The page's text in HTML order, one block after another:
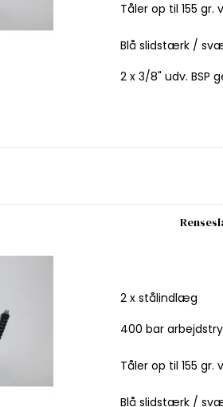
Tåler op til 155 gr.
Blå slidstærk /
2 x 3/8" udv. BSP
2 x stålindlæg
400 bar
Tåler op til 155 gr.
Blå slidstærk /